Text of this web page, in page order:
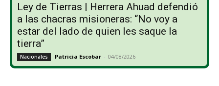
Ley de Tierras | Herrera Ahuad defendió
a las chacras misioneras: “No voy a
estar del lado de quien les saque la
tierra”
Nacionales Patricia Escobar - 04/08/2026